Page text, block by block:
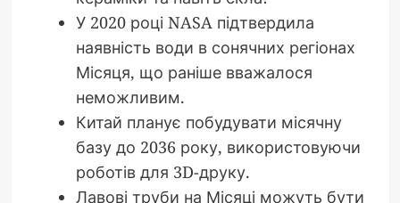
У 2020 році NASA підтвердила
наявність води в сонячних регіонах
Місяця, що раніше вважалося
неможливим.
Китай планує побудувати місячну
базу до 2036 року, використовуючи
роботів для 3D-друку.
Лавові труби на Місяці можуть бути